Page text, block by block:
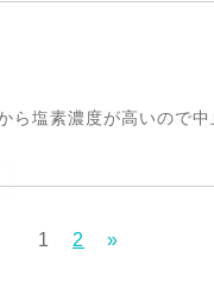
塩素濃度が高いので中
1 2 »